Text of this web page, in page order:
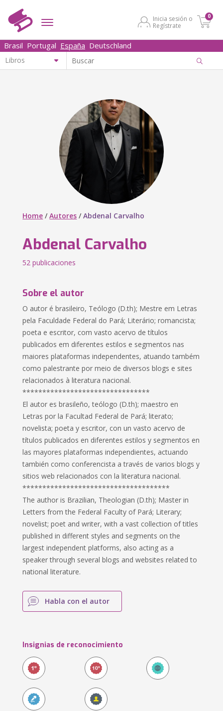
Inicia sesión o
Regístrate
0
Brasil Portugal España Deutschland
Home /Autores /Abdenal Carvalho
Abdenal Carvalho
52 publicaciones
Sobre el autor
O autor é brasileiro, Teólogo (D.th); Mestre em Letras
pela Faculdade Federal do Pará; Literário; romancista;
poeta e escritor, com vasto acervo de títulos
publicados em diferentes estilos e segmentos nas
maiores plataformas independentes, atuando também
como palestrante por meio de diversos blogs e sites
relacionados à literatura nacional.
********************************
El autor es brasileño, teólogo (D.th); maestro en
Letras por la Facultad Federal de Pará; literato;
novelista; poeta y escritor, con un vasto acervo de
títulos publicados en diferentes estilos y segmentos en
las mayores plataformas independientes, actuando
también como conferencista a través de varios blogs y
sitios web relacionados con la literatura nacional.
*************************************
The author is Brazilian, Theologian (D.th); Master in
Letters from the Federal Faculty of Pará; Literary;
novelist; poet and writer, with a vast collection of titles
published in different styles and segments on the
largest independent platforms, also acting as a
speaker through several blogs and websites related to
national literature.
Habla con el autor
Insignias de reconocimiento